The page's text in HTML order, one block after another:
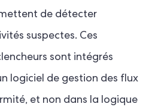
de détecter
suspectes. Ces
sont intégrés
logiciel de gestion des flux
et non dans la logique